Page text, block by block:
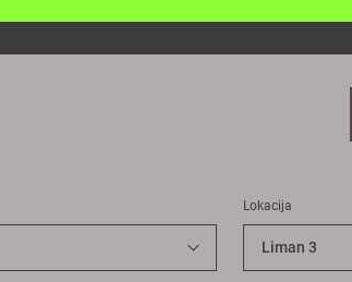
Lokacija
Liman 3